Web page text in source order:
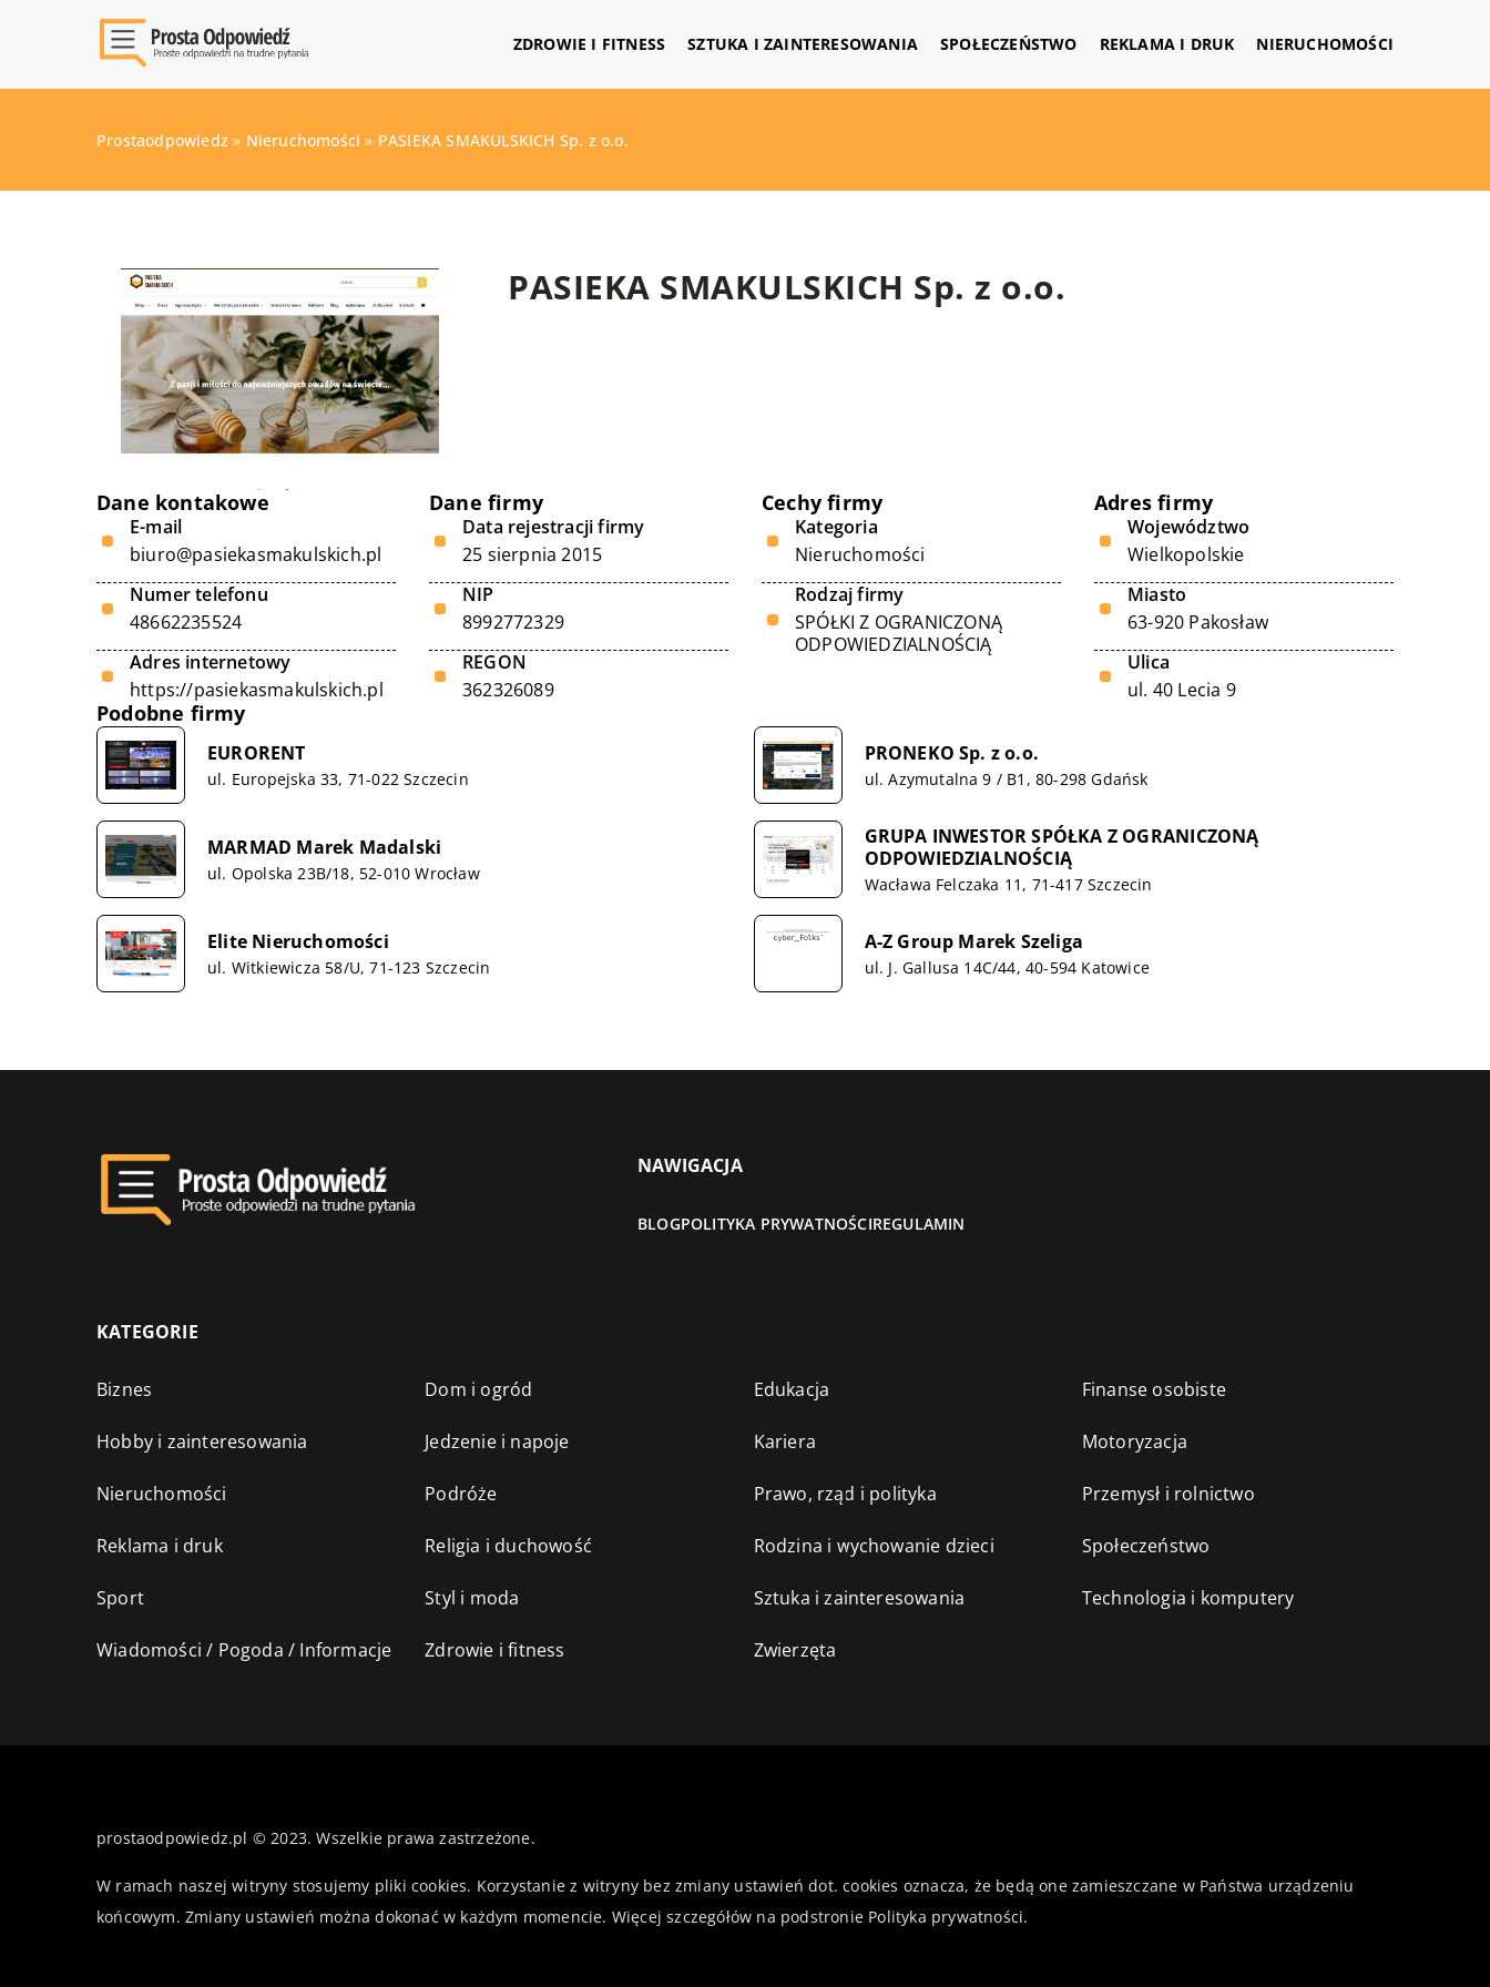
ZDROWIE I FITNESS SZTUKA I ZAINTERESOWANIA SPOŁECZEŃSTWO REKLAMA I DRUK NIERUCHOMOŚCI
Prostaodpowiedz » Nieruchomości » PASIEKA SMAKULSKICH Sp. z o.o.
PASIEKA SMAKULSKICH Sp. z o.o.
Dane kontakowe
E-mail
biuro@pasiekasmakulskich.pl
Numer telefonu
48662235524
Adres internetowy
https://pasiekasmakulskich.pl
Dane firmy
Data rejestracji firmy
25 sierpnia 2015
NIP
8992772329
REGON
362326089
Cechy firmy
Kategoria
Nieruchomości
Rodzaj firmy
SPÓŁKI Z OGRANICZONĄ
ODPOWIEDZIALNOŚCIĄ
Adres firmy
Województwo
Wielkopolskie
Miasto
63-920 Pakosław
Ulica
ul. 40 Lecia 9
Podobne firmy
EURORENT
ul. Europejska 33, 71-022 Szczecin
PRONEKO Sp. z o.o.
ul. Azymutalna 9 / B1, 80-298 Gdańsk
MARMAD Marek Madalski
ul. Opolska 23B/18, 52-010 Wrocław
GRUPA INWESTOR SPÓŁKA Z OGRANICZONĄ
ODPOWIEDZIALNOŚCIĄ
Wacława Felczaka 11, 71-417 Szczecin
Elite Nieruchomości
ul. Witkiewicza 58/U, 71-123 Szczecin
A-Z Group Marek Szeliga
ul. J. Gallusa 14C/44, 40-594 Katowice
NAWIGACJA
BLOGPOLITYKA PRYWATNOŚCIREGULAMIN
KATEGORIE
Biznes Dom i ogród Edukacja Finanse osobiste
Hobby i zainteresowania Jedzenie i napoje Kariera Motoryzacja
Nieruchomości Podróże Prawo, rząd i polityka Przemysł i rolnictwo
Reklama i druk Religia i duchowość Rodzina i wychowanie dzieci Społeczeństwo
Sport Styl i moda Sztuka i zainteresowania Technologia i komputery
Wiadomości / Pogoda / Informacje Zdrowie i fitness Zwierzęta
prostaodpowiedz.pl © 2023. Wszelkie prawa zastrzeżone.
W ramach naszej witryny stosujemy pliki cookies. Korzystanie z witryny bez zmiany ustawień dot. cookies oznacza, że będą one zamieszczane w Państwa urządzeniu
końcowym. Zmiany ustawień można dokonać w każdym momencie. Więcej szczegółów na podstronie Polityka prywatności.